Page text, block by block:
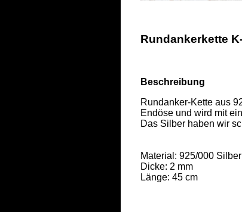
Rundankerkette
Beschreibung
Rundanker-Kette aus
Endöse und wird mit
Das Silber haben wir
Material: 925/000
Dicke: 2 mm
Länge: 45 cm